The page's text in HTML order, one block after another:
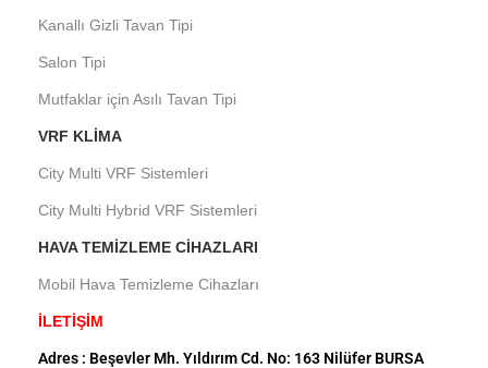
Kanallı Gizli Tavan Tipi
Salon Tipi
Mutfaklar için Asılı Tavan Tipi
VRF KLIMA
City Multi VRF Sistemleri
City Multi Hybrid VRF Sistemleri
HAVA TEMIZLEME CIHAZLARI
Mobil Hava Temizleme Cihazları
İLETİŞİM
Adres : Beşevler Mh. Yıldırım Cd. No: 163 Nilüfer BURSA